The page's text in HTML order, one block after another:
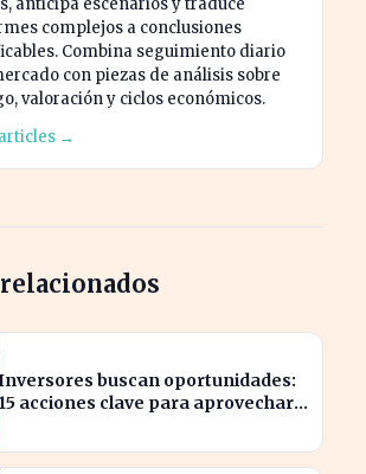
anticipa escenarios y traduce
complejos a conclusiones
Combina seguimiento diario
con piezas de análisis sobre
valoración y ciclos económicos.
→
buscan oportunidades:
15 acciones clave para aprovechar